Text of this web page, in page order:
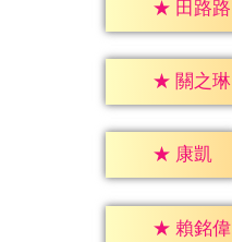
★ 田路路
★ 關之琳
★ 康凱
★ 賴銘偉